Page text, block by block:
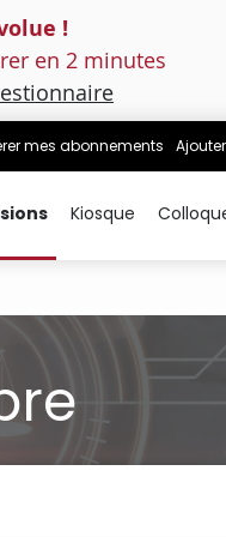
!
en 2 minutes
mes abonnements
Kiosque